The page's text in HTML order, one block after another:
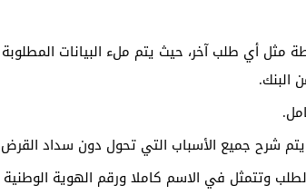
مثل أي طلب آخر، حيث يتم ملء البيانات المطلوبة
البنك.
شرح جميع الأسباب التي تحول دون سداد
وتتمثل في الاسم كاملا ورقم الهوية